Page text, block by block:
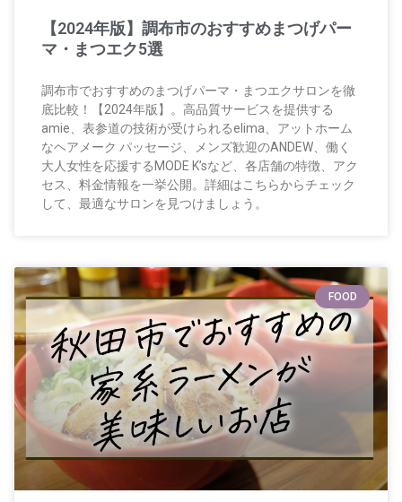
【2024年版】調布市のおすすめまつげパー
マ・まつエク5選
調布市でおすすめのまつげパーマ・まつエクサロンを徹
底比較！【2024年版】。高品質サービスを提供する
amie、表参道の技術が受けられるelima、アットホーム
なヘアメーク パッセージ、メンズ歓迎のANDEW、働く
大人女性を応援するMODE K’sなど、各店舗の特徴、アク
セス、料金情報を一挙公開。詳細はこちらからチェック
して、最適なサロンを見つけましょう。
FOOD